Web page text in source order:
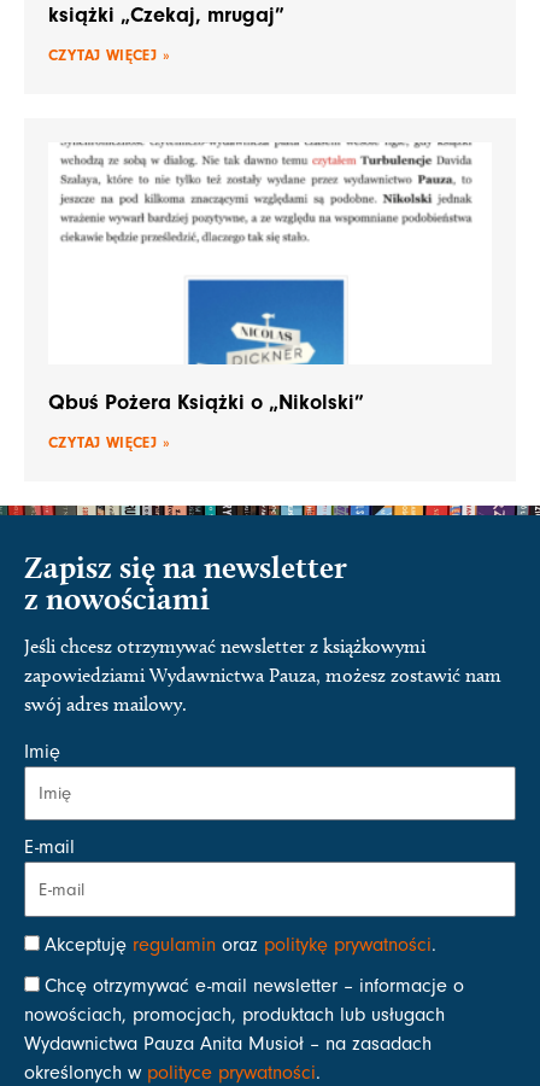
książki „Czekaj, mrugaj”
CZYTAJ WIĘCEJ »
Qbuś Pożera Książki o „Nikolski”
CZYTAJ WIĘCEJ »
Zapisz się na newsletter
z nowościami
Jeśli chcesz otrzymywać newsletter z książkowymi
zapowiedziami Wydawnictwa Pauza, możesz zostawić nam
swój adres mailowy.
Imię
E-mail
Akceptuję regulamin oraz politykę prywatności.
Chcę otrzymywać e-mail newsletter – informacje o
nowościach, promocjach, produktach lub usługach
Wydawnictwa Pauza Anita Musioł – na zasadach
określonych w polityce prywatności.